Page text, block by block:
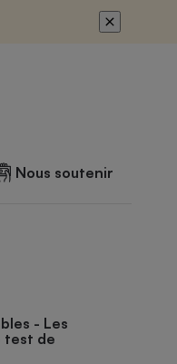
Nous soutenir
- Les
test de